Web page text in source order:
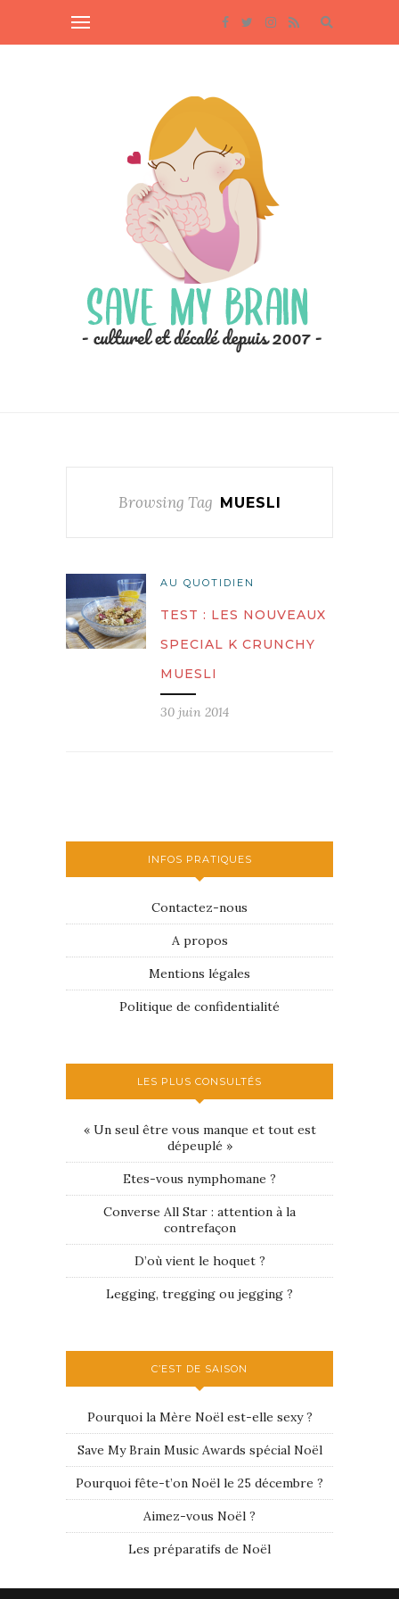
Browsing Tag MUESLI
AU QUOTIDIEN
TEST : LES NOUVEAUX
SPECIAL K CRUNCHY
MUESLI
30 juin 2014
INFOS PRATIQUES
Contactez-nous
A propos
Mentions légales
Politique de confidentialité
LES PLUS CONSULTÉS
« Un seul être vous manque et tout est
dépeuplé »
Etes-vous nymphomane ?
Converse All Star : attention à la
contrefaçon
D’où vient le hoquet ?
Legging, tregging ou jegging ?
C’EST DE SAISON
Pourquoi la Mère Noël est-elle sexy ?
Save My Brain Music Awards spécial Noël
Pourquoi fête-t’on Noël le 25 décembre ?
Aimez-vous Noël ?
Les préparatifs de Noël